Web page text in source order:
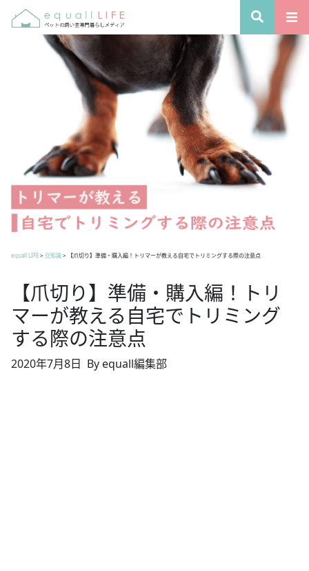
equall LIFE> 豆知識> 【爪切り】準備・購入編！トリマーが教える自宅でトリミングする際の注意点
【爪切り】準備・購入編！トリ
マーが教える自宅でトリミング
する際の注意点
2020年7月8日 By equall編集部